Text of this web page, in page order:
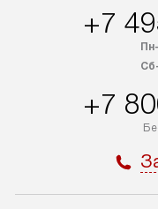
заказ до
транспортной
Пожалуйста,
оформлении заказа.
В оговоренный
доставки доставит
прибор до
требуется перенос
+7
+7